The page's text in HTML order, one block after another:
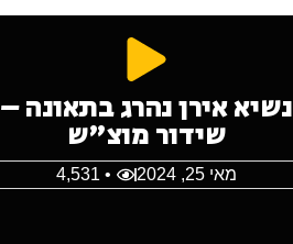
נשיא אירן נהרג בתאונה –
שידור מוצ"ש
מאי 25, 2024 • 4,531